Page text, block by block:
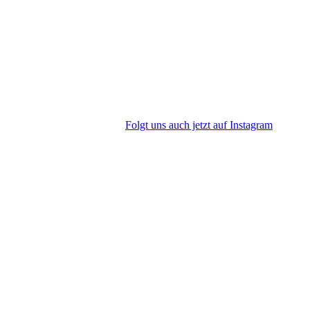
Folgt uns auch jetzt auf Instagram